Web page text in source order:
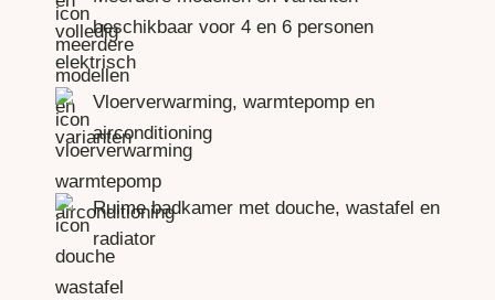
beschikbaar voor 4 en 6 personen
Vloerverwarming, warmtepomp en
airconditioning
Ruime badkamer met douche, wastafel en
radiator